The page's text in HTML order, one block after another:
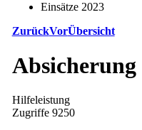
Einsätze 2023
ZurückVorÜbersicht
Absicherung
Hilfeleistung
Zugriffe 9250